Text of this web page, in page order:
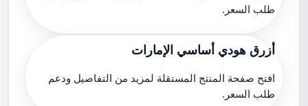
طلب السعر.
أزرق هودي أساسي الإمارات
افتح صفحة المنتج المستقلة لمزيد من التفاصيل ودعم
طلب السعر.